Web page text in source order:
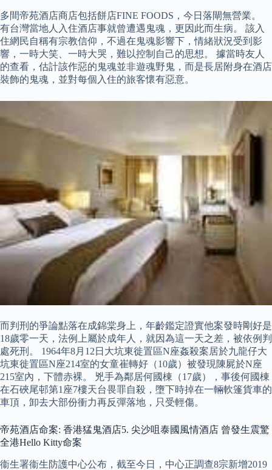
多間帝苑酒店商店包括餅店FINE FOODS，今日落閘無營業。
有台灣當地人入住酒店事就曾遭遇鬼魂，更因此而生病。 該入
住網民自稱有宗教信仰，不過在鬼魂影響下，情緒狀況受到影
響，一時大笑、一時大哭，難以控制自己的思想。 據當時友人
的查看，估計該作惡的鬼魂並非遊魂野鬼，而是長居附身在酒店
裝飾的鬼魂，並對每個入住的旅客懷有惡意。
而判刑的爭論點落在成錦棠身上，年齡鑑定證實他案發時剛好是
18歲零一天，法例上屬於成年人，就因為這一天之差，被依例判
處死刑。 1964年8月12日大坑東徙置區N座姦殺案居於九龍仔大
坑東徙置區N座214室的女童崔轉好（10歲）被發現陳屍於N座
215室內，下體赤裸。 兇手為鄰居何國棟（17歲），事後何國棟
在石硤尾邨第1座7樓天台畏罪自殺，墮下時掉在一輛軟篷貨車的
車頂，卸去大部份衝力再反彈落地，只受輕傷。
帝苑酒店命案: 香港猛鬼酒店5. 尖沙咀泰國風情酒店 曾發生震驚
全港Hello Kitty命案
衞生署衞生防護中心公布，截至今日，中心正調查8宗新增2019